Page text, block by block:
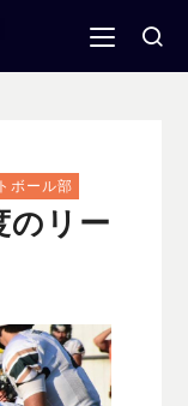
ボール部
リー